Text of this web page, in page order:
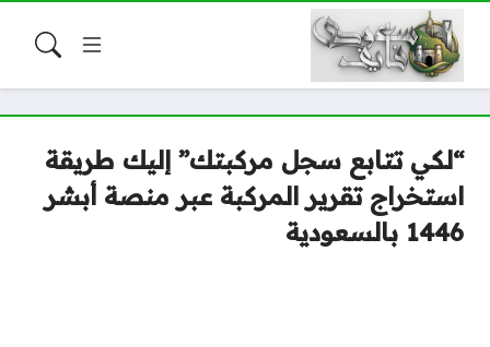
“لكي تتابع سجل مركبتك” إليك طريقة
استخراج تقرير المركبة عبر منصة أبشر
1446 بالسعودية